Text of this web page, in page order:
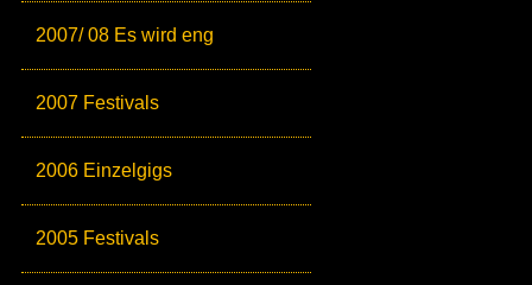
2007/ 08 Es wird eng
2007 Festivals
2006 Einzelgigs
2005 Festivals